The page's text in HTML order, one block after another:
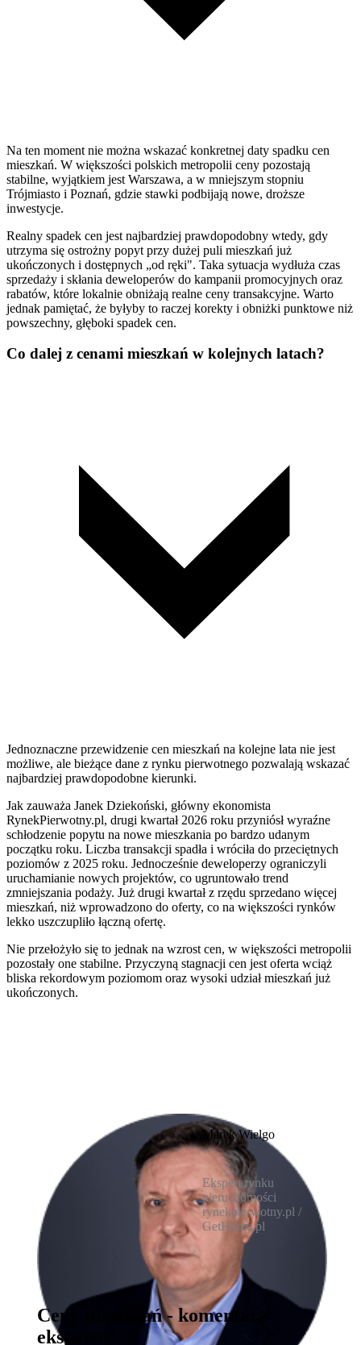
Na ten moment nie można wskazać konkretnej daty spadku cen
mieszkań. W większości polskich metropolii ceny pozostają
stabilne, wyjątkiem jest Warszawa, a w mniejszym stopniu
Trójmiasto i Poznań, gdzie stawki podbijają nowe, droższe
inwestycje.
Realny spadek cen jest najbardziej prawdopodobny wtedy, gdy
utrzyma się ostrożny popyt przy dużej puli mieszkań już
ukończonych i dostępnych „od ręki". Taka sytuacja wydłuża czas
sprzedaży i skłania deweloperów do kampanii promocyjnych oraz
rabatów, które lokalnie obniżają realne ceny transakcyjne. Warto
jednak pamiętać, że byłyby to raczej korekty i obniżki punktowe niż
powszechny, głęboki spadek cen.
Co dalej z cenami mieszkań w kolejnych latach?
Jednoznaczne przewidzenie cen mieszkań na kolejne lata nie jest
możliwe, ale bieżące dane z rynku pierwotnego pozwalają wskazać
najbardziej prawdopodobne kierunki.
Jak zauważa Janek Dziekoński, główny ekonomista
RynekPierwotny.pl, drugi kwartał 2026 roku przyniósł wyraźne
schłodzenie popytu na nowe mieszkania po bardzo udanym
początku roku. Liczba transakcji spadła i wróciła do przeciętnych
poziomów z 2025 roku. Jednocześnie deweloperzy ograniczyli
uruchamianie nowych projektów, co ugruntowało trend
zmniejszania podaży. Już drugi kwartał z rzędu sprzedano więcej
mieszkań, niż wprowadzono do oferty, co na większości rynków
lekko uszczupliło łączną ofertę.
Nie przełożyło się to jednak na wzrost cen, w większości metropolii
pozostały one stabilne. Przyczyną stagnacji cen jest oferta wciąż
bliska rekordowym poziomom oraz wysoki udział mieszkań już
ukończonych.
Marek Wielgo
Ekspert rynku
nieruchomości
rynekpierwotny.pl /
GetHome.pl
Ceny mieszkań - komentarz
eksperta